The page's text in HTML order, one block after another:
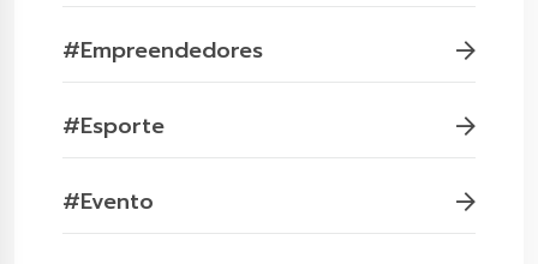
#Empreendedores
#Esporte
#Evento